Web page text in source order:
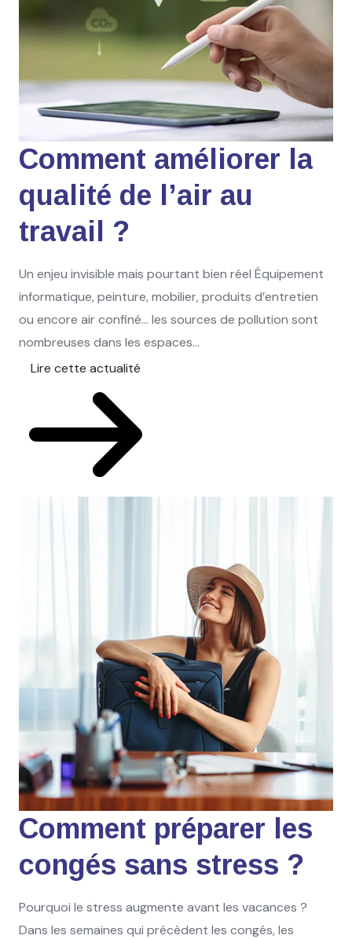
Comment améliorer la
qualité de l’air au
travail ?
Un enjeu invisible mais pourtant bien réel Équipement
informatique, peinture, mobilier, produits d’entretien
ou encore air confiné… les sources de pollution sont
nombreuses dans les espaces...
Lire cette actualité
Comment préparer les
congés sans stress ?
Pourquoi le stress augmente avant les vacances ?
Dans les semaines qui précèdent les congés, les